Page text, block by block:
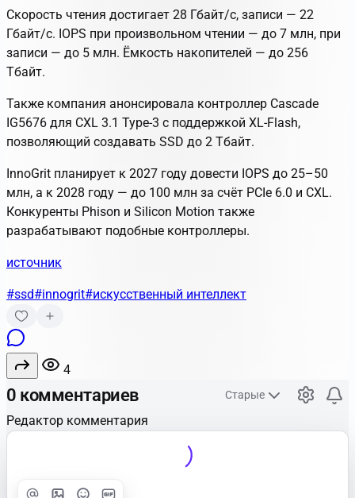
Скорость чтения достигает 28 Гбайт/с, записи — 22
Гбайт/с. IOPS при произвольном чтении — до 7 млн, при
записи — до 5 млн. Ёмкость накопителей — до 256
Тбайт.
Также компания анонсировала контроллер Cascade
IG5676 для CXL 3.1 Type-3 с поддержкой XL-Flash,
позволяющий создавать SSD до 2 Тбайт.
InnoGrit планирует к 2027 году довести IOPS до 25–50
млн, а к 2028 году — до 100 млн за счёт PCIe 6.0 и CXL.
Конкуренты Phison и Silicon Motion также
разрабатывают подобные контроллеры.
источник
#ssd#innogrit#искусственный интеллект
4
0 комментариев Старые
Редактор комментария